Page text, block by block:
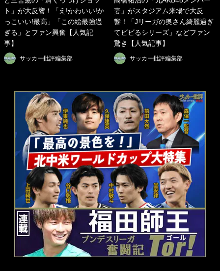
ト」が大反響！「え!かわいい!か
っこいい!最高」「この絵最強過
ぎる」とファン興奮【人気記
事】
サッカー批評編集部
妻」がスタジアム来場で大反
響！「Jリーガの奥さん綺麗過ぎ
てビビるシリーズ」などファン
驚き【人気記事】
サッカー批評編集部